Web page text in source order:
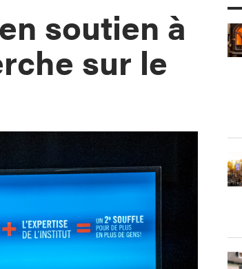
soutien à
sur le